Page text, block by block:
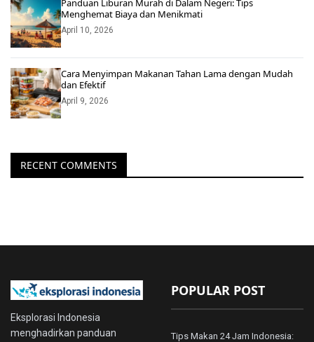
Panduan Liburan Murah di Dalam Negeri: Tips
Menghemat Biaya dan Menikmati
April 10, 2026
Cara Menyimpan Makanan Tahan Lama dengan Mudah
dan Efektif
April 9, 2026
RECENT COMMENTS
Eksplorasi Indonesia
menghadirkan panduan
POPULAR POST
Tips Makan 24 Jam Indonesia: